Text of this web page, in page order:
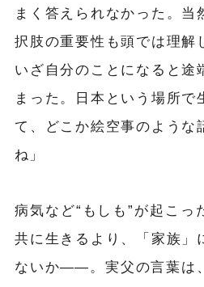
まく答えられなかった。当
択肢の重要性も頭では理解
いざ自分のことになると途
まった。日本という場所で
て、どこか絵空事のような
ね」
病気など“もしも”が起こっ
共に生きるより、「家族」
ないか――。実父の言葉は